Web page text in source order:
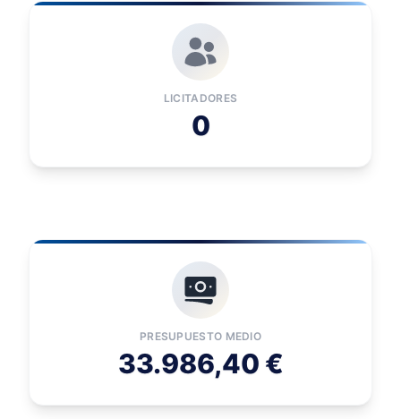
LICITADORES
0
PRESUPUESTO MEDIO
33.986,40 €